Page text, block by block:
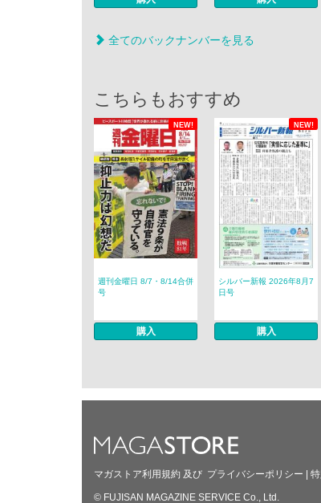
全てのバックナンバーを見る
こちらもおすすめ
NEW! NEW!
週刊金曜日 8/7・8/14合併
号
購入
シルバー新報 2026年8月7
日号
購入
マガストア利用規約 及び プライバシーポリシー
© FUJISAN MAGAZINE SERVICE Co., Ltd.